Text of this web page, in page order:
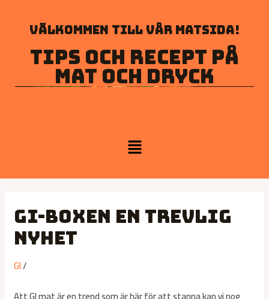
Välkommen till vår matsida!
Tips och recept på
mat och dryck
GI-Boxen en trevlig
nyhet
GI/